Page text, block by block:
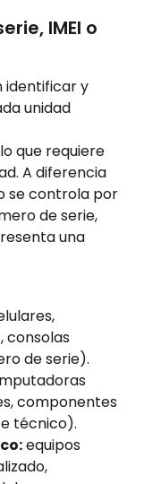
IMEI o
identificar y
unidad
que requiere
A diferencia
se controla por
de serie,
una
consolas
de serie).
componentes
técnico).
equipos